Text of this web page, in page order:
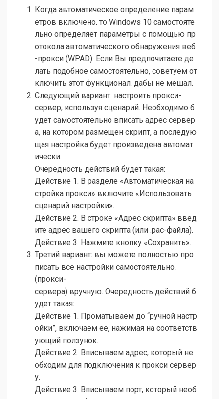
Когда автоматическое определение парам
етров включено, то Windows 10 самостояте
льно определяет параметры с помощью пр
отокола автоматического обнаружения веб
-прокси (WPAD). Если Вы предпочитаете де
лать подобное самостоятельно, советуем от
ключить этот функционал, дабы не мешал.
Следующий вариант: настроить прокси-
сервер, используя сценарий. Необходимо б
удет самостоятельно вписать адрес сервер
а, на котором размещен скрипт, а последую
щая настройка будет произведена автомат
ически.
Очередность действий будет такая:
Действие 1. В разделе «Автоматическая на
стройка прокси» включите «Использовать
сценарий настройки».
Действие 2. В строке «Адрес скрипта» введ
ите адрес вашего скрипта (или .pac-файла).
Действие 3. Нажмите кнопку «Сохранить».
Третий вариант: вы можете полностью про
писать все настройки самостоятельно,
(прокси-
сервера) вручную. Очередность действий б
удет такая:
Действие 1. Проматываем до “ручной настр
ойки”, включаем её, нажимая на соответств
ующий ползунок.
Действие 2. Вписываем адрес, который не
обходим для подключения к прокси сервер
у.
Действие 3. Вписываем порт, который необ